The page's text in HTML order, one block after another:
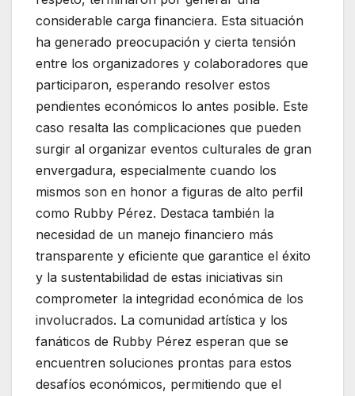
considerable carga financiera. Esta situación
ha generado preocupación y cierta tensión
entre los organizadores y colaboradores que
participaron, esperando resolver estos
pendientes económicos lo antes posible. Este
caso resalta las complicaciones que pueden
surgir al organizar eventos culturales de gran
envergadura, especialmente cuando los
mismos son en honor a figuras de alto perfil
como Rubby Pérez. Destaca también la
necesidad de un manejo financiero más
transparente y eficiente que garantice el éxito
y la sustentabilidad de estas iniciativas sin
comprometer la integridad económica de los
involucrados. La comunidad artística y los
fanáticos de Rubby Pérez esperan que se
encuentren soluciones prontas para estos
desafíos económicos, permitiendo que el